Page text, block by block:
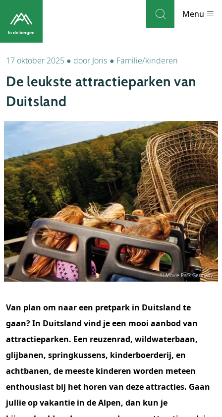
Menu
Bestemmingen
Weblog
Accommodaties
Bezienswaardigheden
Tips
17 oktober 2025 ● door Joris ● Familie/kinderen
De leukste attractieparken van
Duitsland
© Movie Park Germany
Van plan om naar een pretpark in Duitsland te
gaan? In Duitsland vind je een mooi aanbod van
attractieparken. Een reuzenrad, wildwaterbaan,
glijbanen, springkussens, kinderboerderij, en
achtbanen, de meeste kinderen worden meteen
enthousiast bij het horen van deze attracties. Gaan
jullie op vakantie in de Alpen, dan kun je